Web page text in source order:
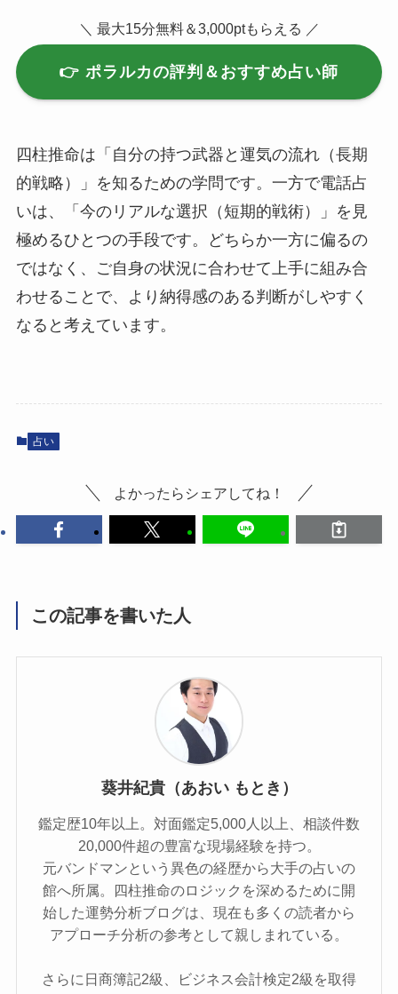
＼ 最大15分無料＆3,000ptもらえる ／
👉 ポラルカの評判＆おすすめ占い師
四柱推命は「自分の持つ武器と運気の流れ（長期
的戦略）」を知るための学問です。一方で電話占
いは、「今のリアルな選択（短期的戦術）」を見
極めるひとつの手段です。どちらか一方に偏るの
ではなく、ご自身の状況に合わせて上手に組み合
わせることで、より納得感のある判断がしやすく
なると考えています。
占い
よかったらシェアしてね！
この記事を書いた人
葵井紀貴（あおい もとき）
鑑定歴10年以上。対面鑑定5,000人以上、相談件数
20,000件超の豊富な現場経験を持つ。
元バンドマンという異色の経歴から大手の占いの
館へ所属。四柱推命のロジックを深めるために開
始した運勢分析ブログは、現在も多くの読者から
アプローチ分析の参考として親しまれている。
さらに日商簿記2級、ビジネス会計検定2級を取得